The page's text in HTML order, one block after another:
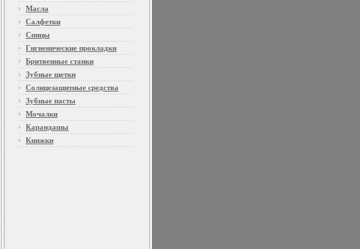
Масла
Салфетки
Спицы
Гигиенические прокладки
Бритвенные станки
Зубные щетки
Солнцезащитные средства
Зубные пасты
Мочалки
Карандашы
Книжки